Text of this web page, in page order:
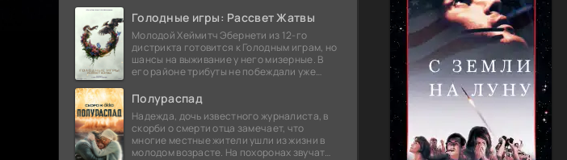
Голодные игры: Рассвет Жатвы
Молодой Хеймитч Эбернети из 12-го
дистрикта готовится к Голодным играм, но
шансы на выживание у него мизерные. В
его районе трибуты не побеждали уже
безнадежности.
Полураспад
Надежда, дочь известного журналиста, в
скорби о смерти отца замечает, что
многие местные жители ушли из жизни в
молодом возрасте. На похоронах звучат